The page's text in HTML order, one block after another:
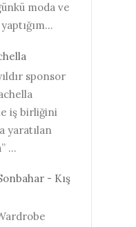
moda ve
sponsor
iş birliğini
yaratılan
...
- Kış